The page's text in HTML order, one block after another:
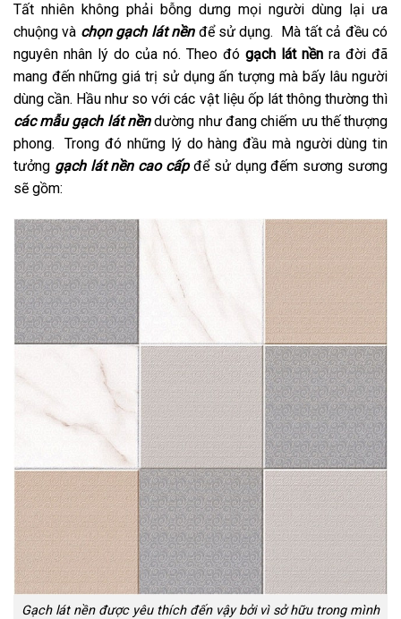
Tất nhiên không phải bỗng dưng mọi người dùng lại ưa
chuộng và chọn gạch lát nềnđể sử dụng. Mà tất cả đều có
nguyên nhân lý do của nó. Theo đógạch lát nềnra đời đã
mang đến những giá trị sử dụng ấn tượng mà bấy lâu người
dùng cần. Hầu như so với các vật liệu ốp lát thông thường thì
các mẫu gạch lát nềndường như đang chiếm ưu thế thượng
phong. Trong đó những lý do hàng đầu mà người dùng tin
tưởng gạch lát nền cao cấpđể sử dụng đếm sương sương
sẽ gồm:
Gạch lát nền được yêu thích đến vậy bởi vì sở hữu trong mình